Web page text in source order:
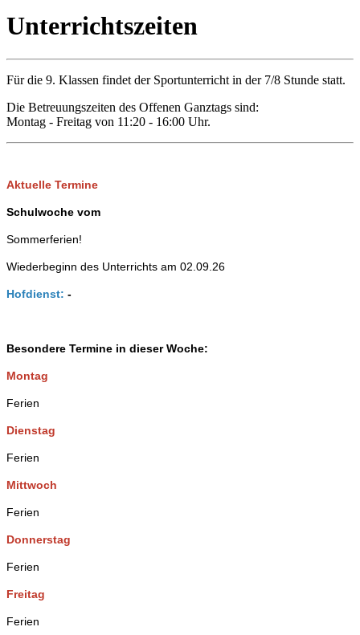
Unterrichtszeiten
Für die 9. Klassen findet der Sportunterricht in der 7/8 Stunde statt.
Die Betreuungszeiten des Offenen Ganztags sind:
Montag - Freitag von 11:20 - 16:00 Uhr.
Aktuelle Termine
Schulwoche vom
Sommerferien!
Wiederbeginn des Unterrichts am 02.09.26
Hofdienst: -
Besondere Termine in dieser Woche:
Montag
Ferien
Dienstag
Ferien
Mittwoch
Ferien
Donnerstag
Ferien
Freitag
Ferien